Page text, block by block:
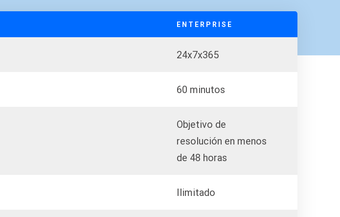
ENTERPRISE
24x7x365
60 minutos
Objetivo de
resolución en menos
de 48 horas
Ilimitado